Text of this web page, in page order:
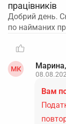
працівників
Добрий день.
по найманих
МК
Вам